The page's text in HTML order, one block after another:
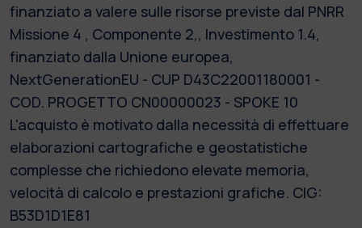
finanziato a valere sulle risorse previste dal PNRR
Missione 4 , Componente 2,, Investimento 1.4,
finanziato dalla Unione europea,
NextGenerationEU - CUP D43C22001180001 -
COD. PROGETTO CN00000023 - SPOKE 10
L'acquisto è motivato dalla necessità di effettuare
elaborazioni cartografiche e geostatistiche
complesse che richiedono elevate memoria,
velocità di calcolo e prestazioni grafiche. CIG:
B53D1D1E81